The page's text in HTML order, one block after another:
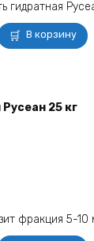
В корзину
25 кг